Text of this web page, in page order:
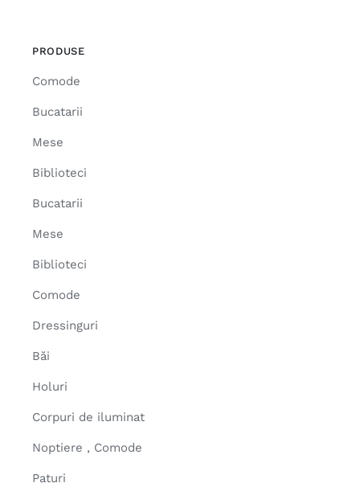
PRODUSE
Comode
Bucatarii
Mese
Biblioteci
Bucatarii
Mese
Biblioteci
Comode
Dressinguri
Băi
Holuri
Corpuri de iluminat
Noptiere , Comode
Paturi